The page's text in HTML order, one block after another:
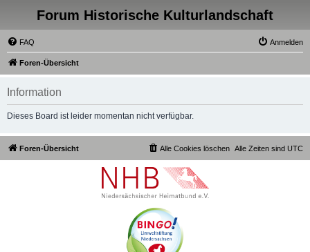
Forum Historische Kulturlandschaft
FAQ Anmelden
Foren-Übersicht
Information
Dieses Board ist leider momentan nicht verfügbar.
Foren-Übersicht Alle Zeiten sind UTC
Alle Cookies löschen